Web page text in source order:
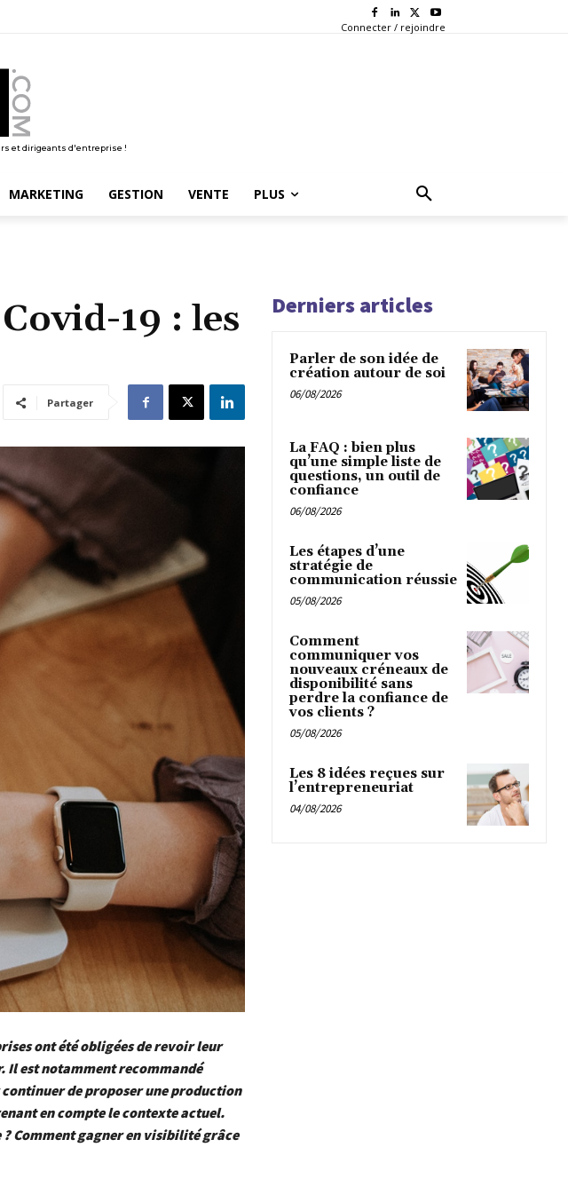
Connecter / rejoindre
et dirigeants d'entreprise !
MARKETING GESTION VENTE PLUS
19 : les
Partager
ont été obligées de revoir leur
Il est notamment recommandé
de proposer une production
en compte le contexte actuel.
Comment gagner en visibilité grâce
Derniers articles
Parler de son idée de
création autour de soi
06/08/2026
La FAQ : bien plus
qu’une simple liste de
questions, un outil de
confiance
06/08/2026
Les étapes d’une
stratégie de
communication réussie
05/08/2026
Comment
communiquer vos
nouveaux créneaux de
disponibilité sans
perdre la confiance de
vos clients ?
05/08/2026
Les 8 idées reçues sur
l’entrepreneuriat
04/08/2026